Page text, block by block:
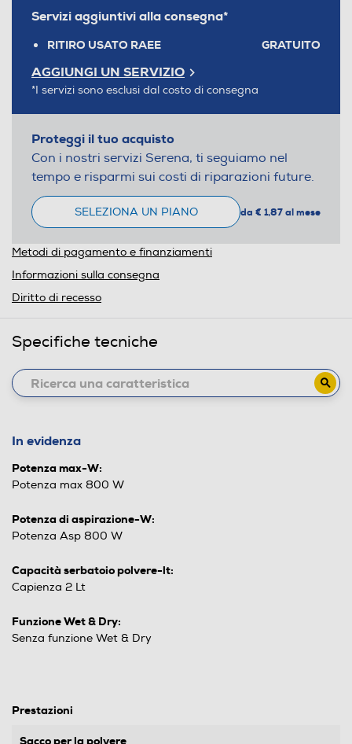
Servizi aggiuntivi alla consegna*
RITIRO USATO RAEE GRATUITO
AGGIUNGI UN SERVIZIO
*I servizi sono esclusi dal costo di consegna
Proteggi il tuo acquisto
Con i nostri servizi Serena, ti seguiamo nel
tempo e risparmi sui costi di riparazioni future.
SELEZIONA UN PIANO da € 1,87 al mese
Metodi di pagamento e finanziamenti
Informazioni sulla consegna
Diritto di recesso
Specifiche tecniche
In evidenza
Potenza max-W:
Potenza max 800 W
Potenza di aspirazione-W:
Potenza Asp 800 W
Capacità serbatoio polvere-lt:
Capienza 2 Lt
Funzione Wet & Dry:
Senza funzione Wet & Dry
Prestazioni
Sacco per la polvere